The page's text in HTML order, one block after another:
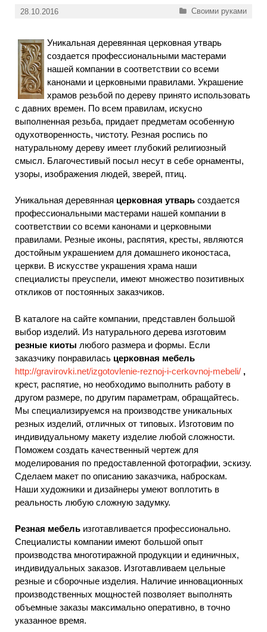
28.10.2016 Рубрики
Своими руками
Уникальная деревянная церковная утварь
создается профессиональными мастерами
нашей компании в соответствии со всеми
канонами и церковными правилами. Украшение
храмов резьбой по дереву принято использовать
с давних времен. По всем правилам, искусно
выполненная резьба, придает предметам особенную
одухотворенность, чистоту. Резная роспись по
натуральному дереву имеет глубокий религиозный
смысл. Благочестивый посыл несут в себе орнаменты,
узоры, изображения людей, зверей, птиц.
Уникальная деревянная церковная утварь создается
профессиональными мастерами нашей компании в
соответствии со всеми канонами и церковными
правилами. Резные иконы, распятия, кресты, являются
достойным украшением для домашнего иконостаса,
церкви. В искусстве украшения храма наши
специалисты преуспели, имеют множество позитивных
откликов от постоянных заказчиков.
В каталоге на сайте компании, представлен большой
выбор изделий. Из натурального дерева изготовим
резные киоты любого размера и формы. Если
заказчику понравилась церковная мебель
http://gravirovki.net/izgotovlenie-reznoj-i-cerkovnoj-mebeli/ ,
крест, распятие, но необходимо выполнить работу в
другом размере, по другим параметрам, обращайтесь.
Мы специализируемся на производстве уникальных
резных изделий, отличных от типовых. Изготовим по
индивидуальному макету изделие любой сложности.
Поможем создать качественный чертеж для
моделирования по предоставленной фотографии, эскизу.
Сделаем макет по описанию заказчика, наброскам.
Наши художники и дизайнеры умеют воплотить в
реальность любую сложную задумку.
Резная мебель изготавливается профессионально.
Специалисты компании имеют большой опыт
производства многотиражной продукции и единичных,
индивидуальных заказов. Изготавливаем цельные
резные и сборочные изделия. Наличие инновационных
производственных мощностей позволяет выполнять
объемные заказы максимально оперативно, в точно
указанное время.